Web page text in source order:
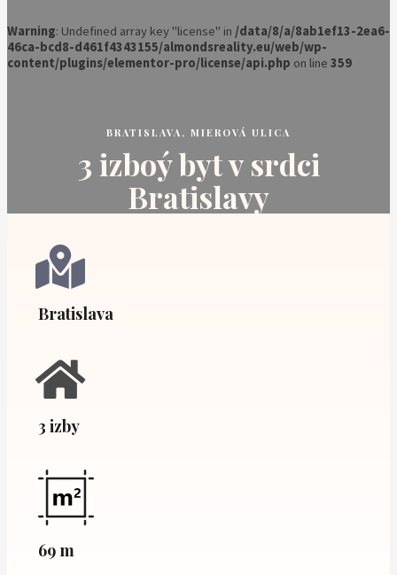
Warning: Undefined array key "license" in /data/8/a/8ab1ef13-2ea6-
46ca-bcd8-d461f4343155/almondsreality.eu/web/wp-
content/plugins/elementor-pro/license/api.php on line 359
BRATISLAVA, MIEROVÁ ULICA
3 izboý byt v srdci
Bratislavy
Bratislava
3 izby
69 m